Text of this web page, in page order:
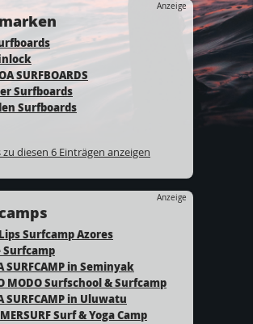
Anzeige
SURFBOARDS
Surfboards
Surfboards
zu diesen 6 Einträgen anzeigen
Anzeige
Surfcamp Azores
Surfcamp
SURFCAMP in Seminyak
MODO Surfschool & Surfcamp
SURFCAMP in Uluwatu
Surf & Yoga Camp